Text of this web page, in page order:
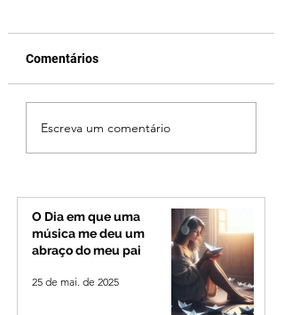
Cleitinho volta atrás,
cita mensagem divina,
mas partido nega
de Minas
Comentários
Escreva um comentário
O Dia em que uma
música me deu um
abraço do meu pai
25 de mai. de 2025